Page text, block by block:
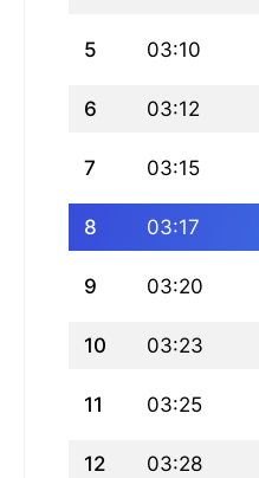
5 03:10
6 03:12
7 03:15
8 03:17
9 03:20
10 03:23
11 03:25
12 03:28